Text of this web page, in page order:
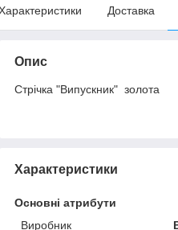
Доставка
Опис
Стрічка "Випускник" золота
Характеристики
Основні атрибути
Виробник